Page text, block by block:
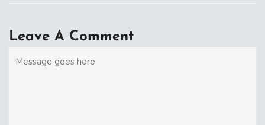
Leave A Comment